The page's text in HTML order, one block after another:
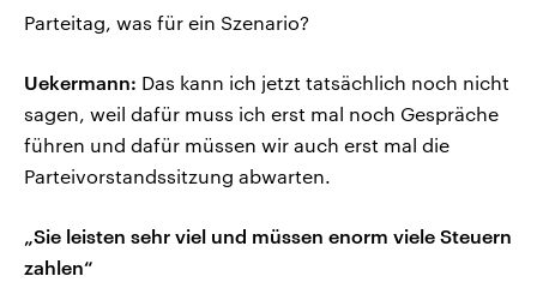
Parteitag, was für ein Szenario?
Uekermann: Das kann ich jetzt tatsächlich noch nicht
sagen, weil dafür muss ich erst mal noch Gespräche
führen und dafür müssen wir auch erst mal die
Parteivorstandssitzung abwarten.
„Sie leisten sehr viel und müssen enorm viele Steuern
zahlen“